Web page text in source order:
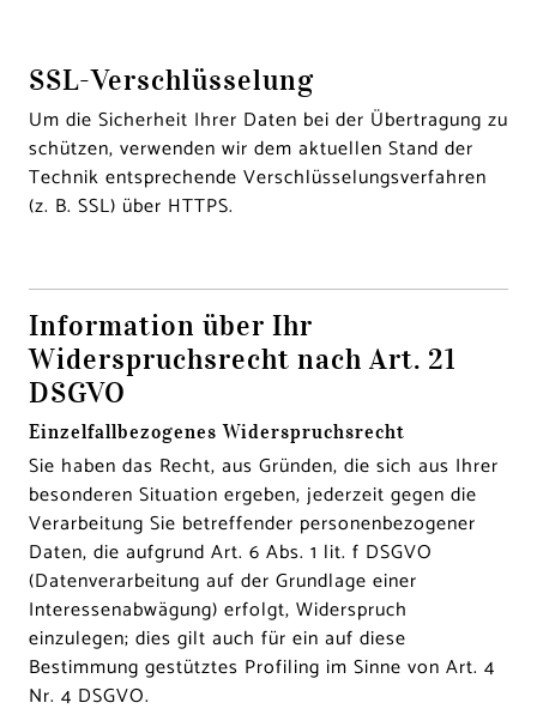
SSL-Verschlüsselung
Um die Sicherheit Ihrer Daten bei der Übertragung zu
schützen, verwenden wir dem aktuellen Stand der
Technik entsprechende Verschlüsselungsverfahren
(z. B. SSL) über HTTPS.
Information über Ihr
Widerspruchsrecht nach Art. 21
DSGVO
Einzelfallbezogenes Widerspruchsrecht
Sie haben das Recht, aus Gründen, die sich aus Ihrer
besonderen Situation ergeben, jederzeit gegen die
Verarbeitung Sie betreffender personenbezogener
Daten, die aufgrund Art. 6 Abs. 1 lit. f DSGVO
(Datenverarbeitung auf der Grundlage einer
Interessenabwägung) erfolgt, Widerspruch
einzulegen; dies gilt auch für ein auf diese
Bestimmung gestütztes Profiling im Sinne von Art. 4
Nr. 4 DSGVO.